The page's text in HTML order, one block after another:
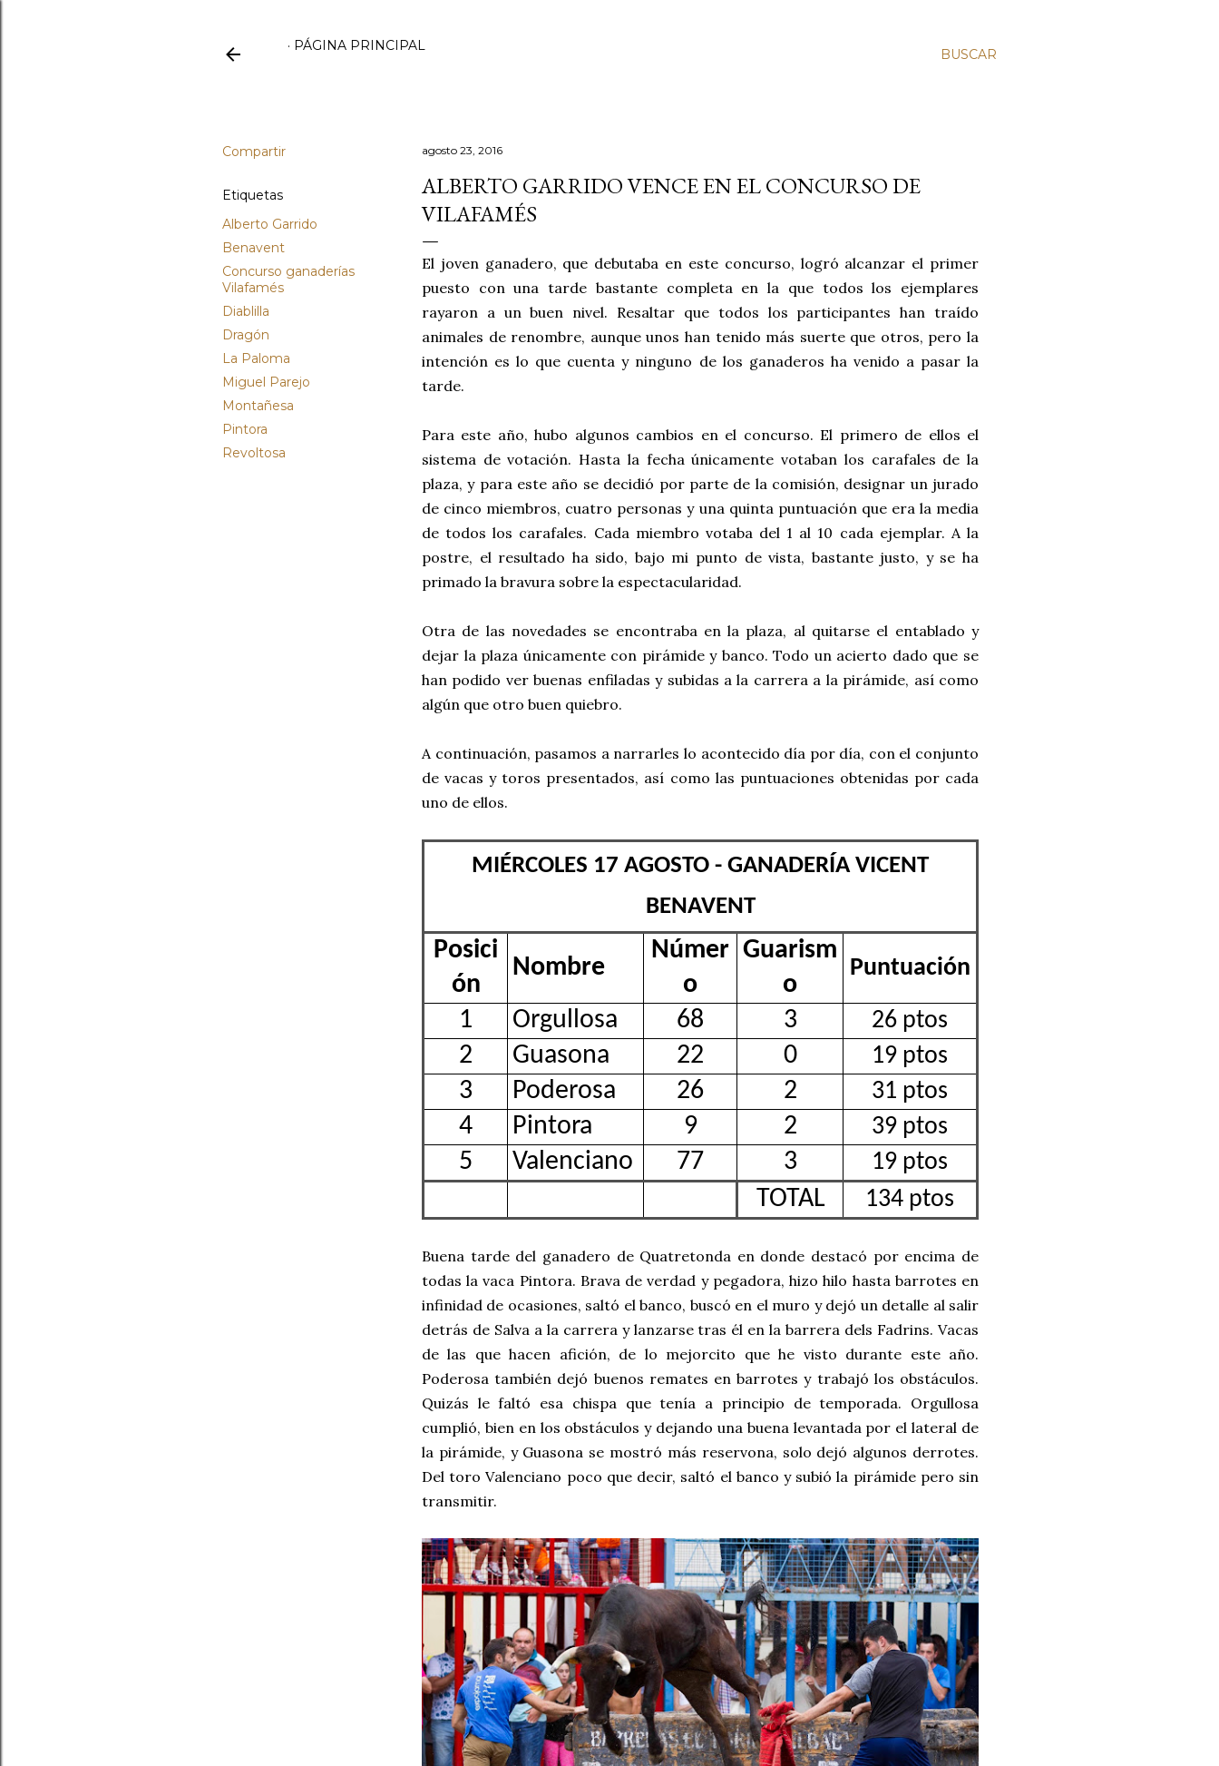
BUSCAR
PÁGINA PRINCIPAL
Compartir
Etiquetas
Alberto Garrido
Benavent
Concurso ganaderías
Vilafamés
Diablilla
Dragón
La Paloma
Miguel Parejo
Montañesa
Pintora
Revoltosa
agosto 23, 2016
ALBERTO GARRIDO VENCE EN EL CONCURSO DE
VILAFAMÉS
El joven ganadero, que debutaba en este concurso, logró alcanzar el primer
puesto con una tarde bastante completa en la que todos los ejemplares
rayaron a un buen nivel. Resaltar que todos los participantes han traído
animales de renombre, aunque unos han tenido más suerte que otros, pero la
intención es lo que cuenta y ninguno de los ganaderos ha venido a pasar la
tarde.
Para este año, hubo algunos cambios en el concurso. El primero de ellos el
sistema de votación. Hasta la fecha únicamente votaban los carafales de la
plaza, y para este año se decidió por parte de la comisión, designar un jurado
de cinco miembros, cuatro personas y una quinta puntuación que era la media
de todos los carafales. Cada miembro votaba del 1 al 10 cada ejemplar. A la
postre, el resultado ha sido, bajo mi punto de vista, bastante justo, y se ha
primado la bravura sobre la espectacularidad.
Otra de las novedades se encontraba en la plaza, al quitarse el entablado y
dejar la plaza únicamente con pirámide y banco. Todo un acierto dado que se
han podido ver buenas enfiladas y subidas a la carrera a la pirámide, así como
algún que otro buen quiebro.
A continuación, pasamos a narrarles lo acontecido día por día, con el conjunto
de vacas y toros presentados, así como las puntuaciones obtenidas por cada
uno de ellos.
MIÉRCOLES 17 AGOSTO - GANADERÍA VICENT
BENAVENT
Posici
ón
Nombre
Númer
o
Guarism
o
Puntuación
1 Orgullosa 68 3 26 ptos
2 Guasona 22 0 19 ptos
3 Poderosa 26 2 31 ptos
4 Pintora 9 2 39 ptos
5 Valenciano 77 3 19 ptos
TOTAL 134 ptos
Buena tarde del ganadero de Quatretonda en donde destacó por encima de
todas la vaca Pintora. Brava de verdad y pegadora, hizo hilo hasta barrotes en
infinidad de ocasiones, saltó el banco, buscó en el muro y dejó un detalle al salir
detrás de Salva a la carrera y lanzarse tras él en la barrera dels Fadrins. Vacas
de las que hacen afición, de lo mejorcito que he visto durante este año.
Poderosa también dejó buenos remates en barrotes y trabajó los obstáculos.
Quizás le faltó esa chispa que tenía a principio de temporada. Orgullosa
cumplió, bien en los obstáculos y dejando una buena levantada por el lateral de
la pirámide, y Guasona se mostró más reservona, solo dejó algunos derrotes.
Del toro Valenciano poco que decir, saltó el banco y subió la pirámide pero sin
transmitir.